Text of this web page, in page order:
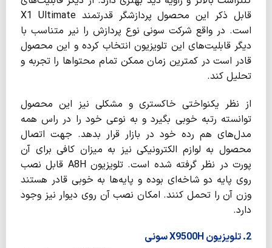
قابل ذکر این محصول پردازشگر قدرتمند X1 Ultimate
است. در واقع شرکت سونی نوع پردازش را نیر متناسب با
دیگر قابلیت‌های این تلویزیون انتخاب کرده و این محصول
قادر است در کمترین زمان ممکن تمام محتواها را تجربه و
تحلیل کند.
از نظر یکنواختی خاکستری و مشکلی نیز این محصول
توانسته رتبه خوبی بگیرد و به نوعی خود را در راس همه
مدل‌های هم رده خود در بازار قرار بدهد. جهت اتصال
محصول به لوازم الکترونیکی نیز به میزان کافی برای آن
پورت در نظر گرفته شده است. تلویزیون A8H قابل نصب
روی پایه دو شاخه‌ای بوده و پایه‌ها به خوبی قادر هستند
وزن آن را تحمل کنند. امکان نصب آن روی دیوار نیز وجود
دارد.
2. تلویزیون X9500H سونی